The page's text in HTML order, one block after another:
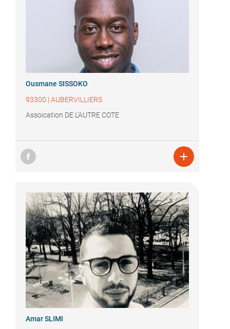
Ousmane SISSOKO
93300 | AUBERVILLIERS
Assoication DE L'AUTRE COTE

Amar SLIMI